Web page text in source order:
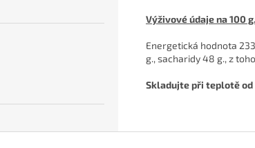
Výživové údaje na 100 g.
Energetická hodnota
g., sacharidy 48 g., z
Skladujte při teplotě od